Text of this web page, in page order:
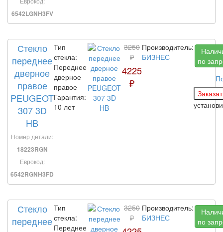
6542LGNH3FV
Стекло
переднее
дверное
правое
PEUGEOT
307 3D
HB
Номер детали:
18223RGN
Еврокод:
6542RGNH3FD
Тип
стекла:
Переднее
дверное
правое
Гарантия:
10 лет
3250
₽
4225
₽
Производитель:
БИЗНЕС
по
Стекло
переднее
Тип
стекла:
Переднее
3250
₽
Производитель:
БИЗНЕС
по